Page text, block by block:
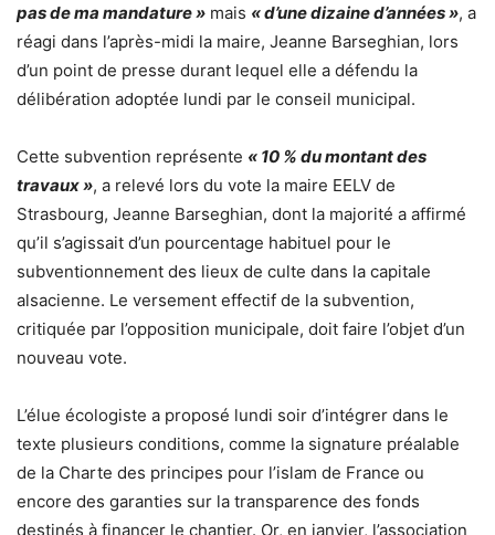
pas de ma mandature » mais « d’une dizaine d’années », a
réagi dans l’après-midi la maire, Jeanne Barseghian, lors
d’un point de presse durant lequel elle a défendu la
délibération adoptée lundi par le conseil municipal.
Cette subvention représente « 10 % du montant des
travaux », a relevé lors du vote la maire EELV de
Strasbourg, Jeanne Barseghian, dont la majorité a affirmé
qu’il s’agissait d’un pourcentage habituel pour le
subventionnement des lieux de culte dans la capitale
alsacienne. Le versement effectif de la subvention,
critiquée par l’opposition municipale, doit faire l’objet d’un
nouveau vote.
L’élue écologiste a proposé lundi soir d’intégrer dans le
texte plusieurs conditions, comme la signature préalable
de la Charte des principes pour l’islam de France ou
encore des garanties sur la transparence des fonds
destinés à financer le chantier. Or, en janvier, l’association